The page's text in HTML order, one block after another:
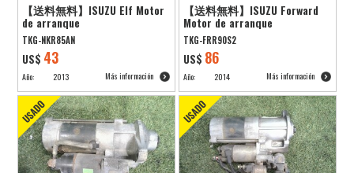
【送料無料】ISUZU Elf Motor
de arranque
TKG-NKR85AN
US$ 43
Año: 2013 Más información
【送料無料】ISUZU Forward
Motor de arranque
TKG-FRR90S2
US$ 86
Año: 2014 Más información